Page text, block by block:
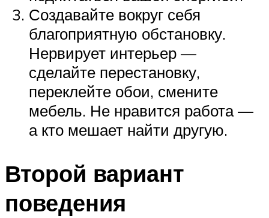
Создавайте вокруг себя
благоприятную обстановку.
Нервирует интерьер —
сделайте перестановку,
переклейте обои, смените
мебель. Не нравится работа —
а кто мешает найти другую.
Второй вариант
поведения